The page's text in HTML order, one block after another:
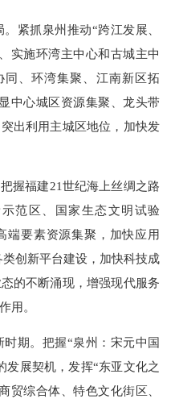
抓泉州推动“跨江发展、
实施环湾主中心和古城主中
、环湾集聚、江南新区拓
中心城区资源集聚、龙头带
出利用主城区地位，加快发
福建21世纪海上丝绸之路
范区、国家生态文明试验
端要素资源集聚，加快应用
创新平台建设，加快科技成
的不断涌现，增强现代服务
用。
期。把握“泉州：宋元中国
发展契机，发挥“东亚文化之
贸综合体、特色文化街区、